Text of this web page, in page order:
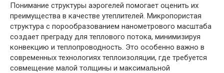
Понимание структуры аэрогелей помогает оценить их
преимущества в качестве утеплителей. Микропористая
структура с порообразованием нанометрового масштаба
создает преграду для теплового потока, минимизируя
конвекцию и теплопроводность. Это особенно важно в
современных технологиях теплоизоляции, где требуется
совмещение малой толщины и максимальной